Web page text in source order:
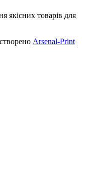
якісних товарів для
Arsenal-Print